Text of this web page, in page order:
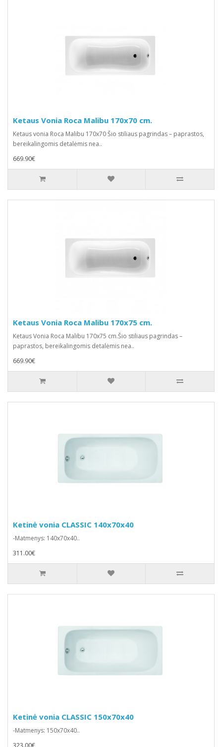
Ketaus Vonia Roca Malibu 170x70 cm.
Ketaus vonia Roca Malibu 170x70 Šio stiliaus pagrindas – paprastos,
bereikalingomis detalėmis nea..
669.90€
Ketaus Vonia Roca Malibu 170x75 cm.
Ketaus Vonia Roca Malibu 170x75 cm.Šio stiliaus pagrindas –
paprastos, bereikalingomis detalėmis nea..
669.90€
Ketinė vonia CLASSIC 140x70x40
-Matmenys: 140x70x40..
311.00€
Ketinė vonia CLASSIC 150x70x40
-Matmenys: 150x70x40..
323.00€